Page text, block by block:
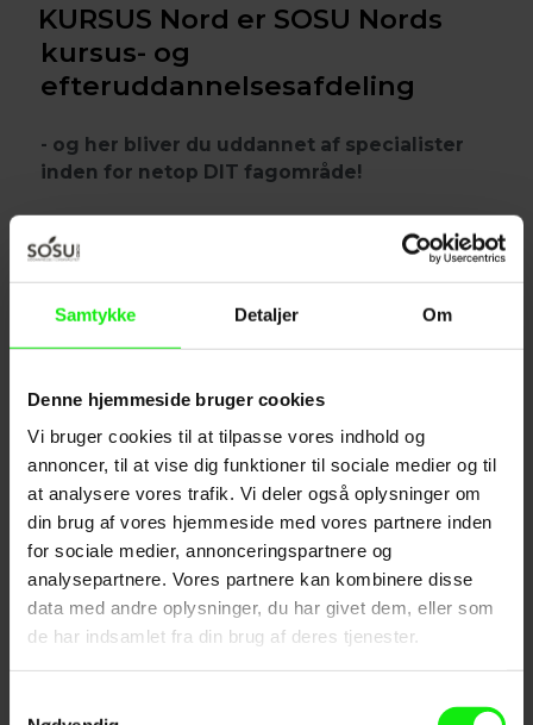
Samtykke Detaljer Om
Denne hjemmeside bruger cookies
Vi bruger cookies til at tilpasse vores indhold og
annoncer, til at vise dig funktioner til sociale medier og til
at analysere vores trafik. Vi deler også oplysninger om
din brug af vores hjemmeside med vores partnere inden
for sociale medier, annonceringspartnere og
analysepartnere. Vores partnere kan kombinere disse
data med andre oplysninger, du har givet dem, eller som
de har indsamlet fra din brug af deres tjenester.
KURSUS Nord er SOSU Nords
kursus- og
efteruddannelsesafdeling
- og her bliver du uddannet af specialister
inden for netop DIT fagområde!
uddannelser og kompetenceudvikling af
medarbejdere inden for social- og
sundhedsområdet samt det pædagogiske
Arbejdsmarkedsuddannelser (AMU-
kurser)
Akademiuddannelser
Temadage, seminarer m.v. i forhold til
specifikke ønsker
Forskellige forløb for ledige
Find kontaktoplysningerne på vores
konsulenter i menuen til venstre på denne side.